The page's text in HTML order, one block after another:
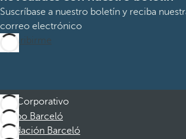
Suscríbase a nuestro boletín y reciba
correo electrónico
Suscribirme
Corporativo
Grupo Barceló
Fundación Barceló